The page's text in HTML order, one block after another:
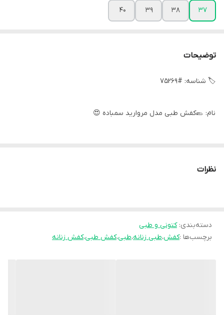
37
38
39
40
توضیحات
🏷 شناسه: #75269
نام: 🥿کفش طبی مدل مروارید سمباده 😍
✔️جنس زیره pu طبی
✔️ رنگبندی: مشکی
⚜️ سایز ها: 37 - 38 - 39 - 40
نظرات
دسته‌بندی:کتونی و طبی
برچسب‌ها :کفش،طبی زنانه،طبی،کفش طبی،کفش زنانه